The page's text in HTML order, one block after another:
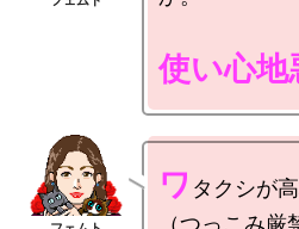
使い心地
ワ タクシが
（つっこみ厳